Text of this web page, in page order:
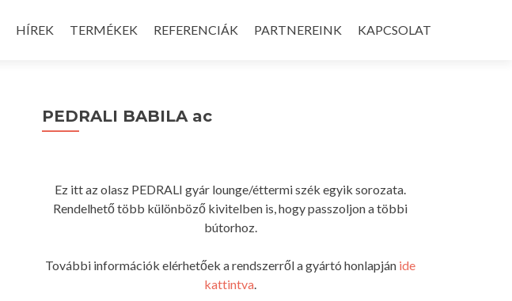
HÍREK TERMÉKEK REFERENCIÁK PARTNEREINK KAPCSOLAT
PEDRALI BABILA ac
Ez itt az olasz PEDRALI gyár lounge/éttermi szék egyik sorozata.
Rendelhető több különböző kivitelben is, hogy passzoljon a többi
bútorhoz.
További információk elérhetőek a rendszerről a gyártó honlapján ide
kattintva.